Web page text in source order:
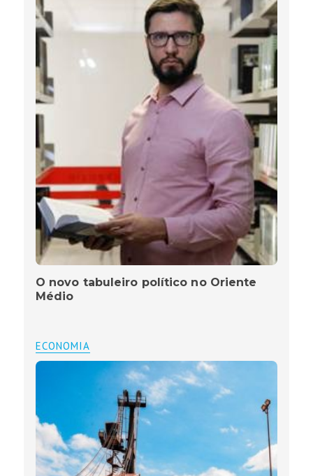
O novo tabuleiro político no Oriente
Médio
ECONOMIA